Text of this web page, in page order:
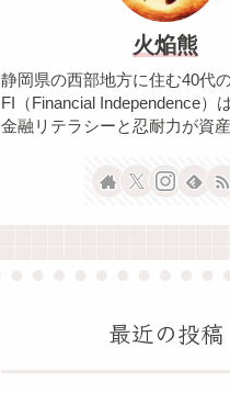
火焔熊
静岡県の西部地方に住む40代
FI（Financial Independence）
金融リテラシーと忍耐力が資
最近の投稿